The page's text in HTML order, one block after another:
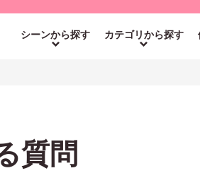
シーンから探す カテゴリから探す
質問